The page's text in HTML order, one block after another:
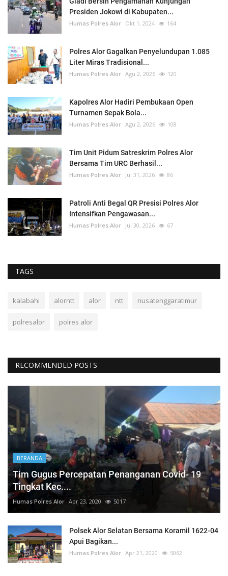
Presiden Jokowi di Kabupaten...
Humas Polres Alor Okt 1, 2024 164
Polres Alor Gagalkan Penyelundupan 1.085
Liter Miras Tradisional...
Humas Polres Alor Agu 2, 2026 120
Kapolres Alor Hadiri Pembukaan Open
Turnamen Sepak Bola...
Humas Polres Alor Agu 2, 2026 108
Tim Unit Pidum Satreskrim Polres Alor
Bersama Tim URC Berhasil...
Humas Polres Alor Jul 31, 2026 86
Patroli Anti Begal QR Presisi Polres Alor
Intensifkan Pengawasan...
Humas Polres Alor Jul 30, 2026 67
TAGS
kalabahi alorntt alor ntt nusatenggaratimur
polresalor polres alor
RECOMMENDED POSTS
BERANDA
Tim Gugus Percepatan Penanganan Covid- 19
Tingkat Kec....
Humas Polres Alor Apr 23, 2020 5017
Polsek Alor Selatan Bersama Koramil 1622-04
Apui Bagikan...
Humas Polres Alor Apr 21, 2020 5062